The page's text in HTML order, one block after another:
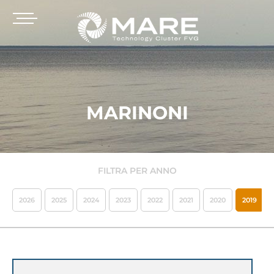
MARINONI
FILTRA PER ANNO
2026 2025 2024 2023 2022 2021 2020 2019